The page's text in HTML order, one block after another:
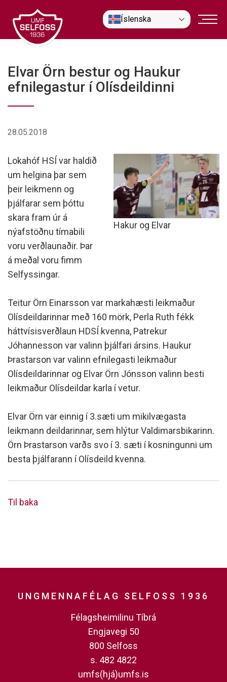
efni
Íslenska
Elvar Örn bestur og Haukur
efnilegastur í Olísdeildinni
28.05.2018
Hakur og Elvar
Lokahóf HSÍ var haldið
um helgina þar sem
þeir leikmenn og
þjálfarar sem þóttu
skara fram úr á
nýafstöðnu tímabili
voru verðlaunaðir. Þar
á meðal voru fimm
Selfyssingar.
Teitur Örn Einarsson var markahæsti leikmaður
Olísdeildarinnar með 160 mörk, Perla Ruth fékk
háttvísisverðlaun HDSÍ kvenna, Patrekur
Jóhannesson var valinn þjálfari ársins. Haukur
Þrastarson var valinn efnilegasti leikmaður
Olísdeildarinnar og Elvar Örn Jónsson valinn besti
leikmaður Olísdeildar karla í vetur.
Elvar Örn var einnig í 3.sæti um mikilvægasta
leikmann deildarinnar, sem hlýtur Valdimarsbikarinn.
Örn Þrastarson varðs svo í 3. sæti í kosningunni um
besta þjálfarann í Olísdeild kvenna.
Til baka
UNGMENNAFÉLAG SELFOSS 1936
Félagsheimilinu Tíbrá
Engjavegi 50
800 Selfoss
s. 482 4822
umfs(hjá)umfs.is